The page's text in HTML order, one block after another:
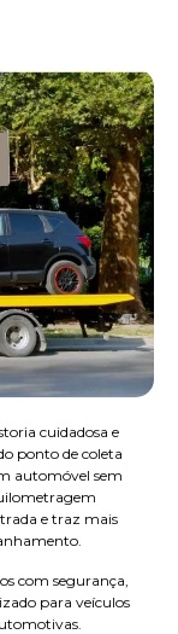
cuidadosa e
ponto de coleta
automóvel sem
e traz mais
com segurança,
para veículos